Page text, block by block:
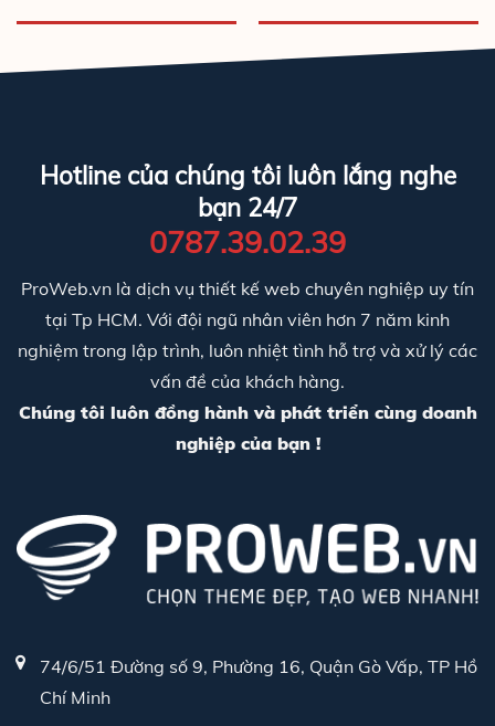
Hotline của chúng tôi luôn lắng nghe
bạn 24/7
0787.39.02.39
ProWeb.vn là dịch vụ thiết kế web chuyên nghiệp uy tín
tại Tp HCM. Với đội ngũ nhân viên hơn 7 năm kinh
nghiệm trong lập trình, luôn nhiệt tình hỗ trợ và xử lý các
vấn đề của khách hàng.
Chúng tôi luôn đồng hành và phát triển cùng doanh
nghiệp của bạn !
74/6/51 Đường số 9, Phường 16, Quận Gò Vấp, TP Hồ
Chí Minh